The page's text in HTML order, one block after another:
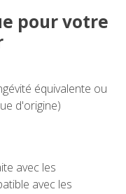
pour votre
équivalente ou
d'origine)
avec les
avec les